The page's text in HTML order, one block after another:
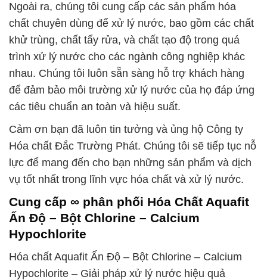
Ngoài ra, chúng tôi cung cấp các sản phẩm hóa
chất chuyên dùng để xử lý nước, bao gồm các chất
khử trùng, chất tẩy rửa, và chất tạo độ trong quá
trình xử lý nước cho các ngành công nghiệp khác
nhau. Chúng tôi luôn sẵn sàng hỗ trợ khách hàng
để đảm bảo môi trường xử lý nước của họ đáp ứng
các tiêu chuẩn an toàn và hiệu suất.
Cảm ơn bạn đã luôn tin tưởng và ủng hộ Công ty
Hóa chất Đắc Trường Phát. Chúng tôi sẽ tiếp tục nỗ
lực để mang đến cho bạn những sản phẩm và dịch
vụ tốt nhất trong lĩnh vực hóa chất và xử lý nước.
Cung cấp ∞ phân phối Hóa Chất Aquafit
Ấn Độ – Bột Chlorine – Calcium
Hypochlorite
Hóa chất Aquafit Ấn Độ – Bột Chlorine – Calcium
Hypochlorite – Giải pháp xử lý nước hiệu quả